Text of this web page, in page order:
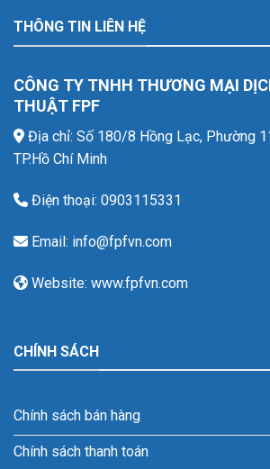
THÔNG TIN LIÊN HỆ
CÔNG TY TNHH THƯƠNG MẠI
THUẬT FPF
Địa chỉ: Số 180/8 Hồng Lạc, Phường
TP.Hồ Chí Minh
Điện thoại: 0903115331
Email: info@fpfvn.com
Website: www.fpfvn.com
CHÍNH SÁCH
Chính sách bán hàng
Chính sách thanh toán